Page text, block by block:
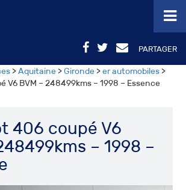
PARTAGER
>Aquitaine >Gironde >er automobiles >
V6 BVM – 248499kms – 1998 – Essence
406 coupé V6
– 1998 –